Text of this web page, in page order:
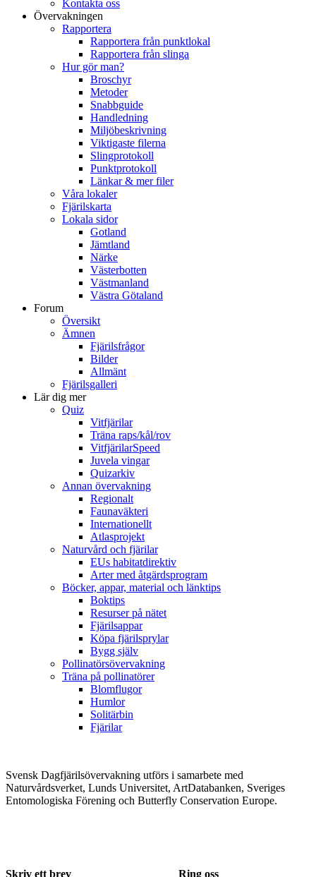
Kontakta oss
Övervakningen
Rapportera
Rapportera från punktlokal
Rapportera från slinga
Hur gör man?
Broschyr
Metoder
Snabbguide
Handledning
Miljöbeskrivning
Viktigaste filerna
Slingprotokoll
Punktprotokoll
Länkar & mer filer
Våra lokaler
Fjärilskarta
Lokala sidor
Gotland
Jämtland
Närke
Västerbotten
Västmanland
Västra Götaland
Forum
Översikt
Ämnen
Fjärilsfrågor
Bilder
Allmänt
Fjärilsgalleri
Lär dig mer
Quiz
Vitfjärilar
Träna raps/kål/rov
VitfjärilarSpeed
Juvela vingar
Quizarkiv
Annan övervakning
Regionalt
Faunaväkteri
Internationellt
Atlasprojekt
Naturvård och fjärilar
EUs habitatdirektiv
Arter med åtgärdsprogram
Böcker, appar, material och länktips
Boktips
Resurser på nätet
Fjärilsappar
Köpa fjärilsprylar
Bygg själv
Pollinatörsövervakning
Träna på pollinatörer
Blomflugor
Humlor
Solitärbin
Fjärilar
Svensk Dagfjärilsövervakning utförs i samarbete med
Naturvårdsverket, Lunds Universitet, ArtDatabanken, Sveriges
Entomologiska Förening och Butterfly Conservation Europe.
Skriv ett brev Ring oss